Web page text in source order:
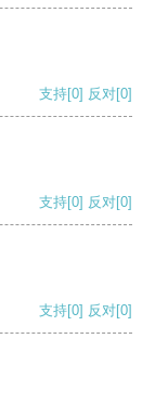
支持[0] 反对[0]
支持[0] 反对[0]
支持[0] 反对[0]